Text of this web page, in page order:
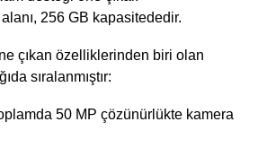
256 GB kapasitededir.
çıkan özelliklerinden biri olan
sıralanmıştır:
50 MP çözünürlükte kamera